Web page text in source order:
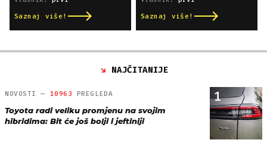
Saznaj više! Saznaj više!
NAJČITANIJE
1
NOVOSTI — 10963 PREGLEDA
Toyota radi veliku promjenu na svojim
hibridima: Bit će još bolji i jeftiniji